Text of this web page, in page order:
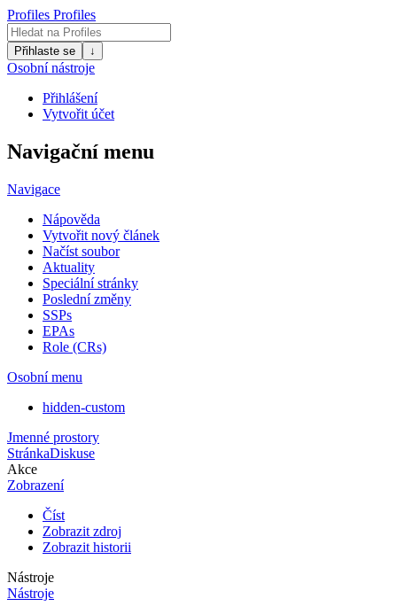
Profiles Profiles
Přihlaste se ↓
Osobní nástroje
Přihlášení
Vytvořit účet
Navigační menu
Navigace
Nápověda
Vytvořit nový článek
Načíst soubor
Aktuality
Speciální stránky
Poslední změny
SSPs
EPAs
Role (CRs)
Osobní menu
hidden-custom
Jmenné prostory
StránkaDiskuse
Akce
Zobrazení
Číst
Zobrazit zdroj
Zobrazit historii
Nástroje
Nástroje